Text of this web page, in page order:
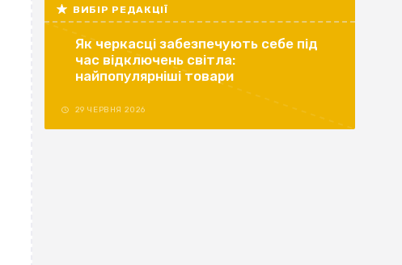
ВИБІР РЕДАКЦІЇ
Як черкасці забезпечують себе під
час відключень світла:
найпопулярніші товари
29 ЧЕРВНЯ 2026